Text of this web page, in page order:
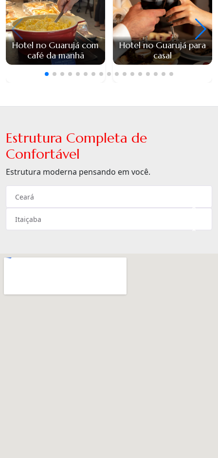
Hotel no Guarujá com
café da manhã
Hotel no Guarujá para
casal
Estrutura Completa de
Confortável
Estrutura moderna pensando em você.
×
Ceará
×
Itaiçaba